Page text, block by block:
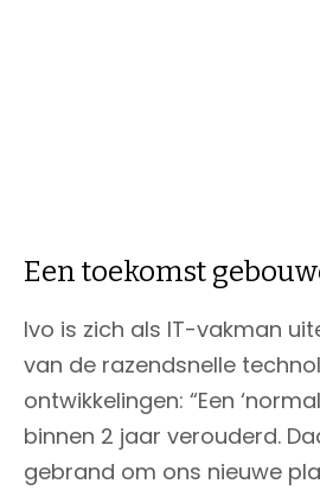
Een toekomst
Ivo is zich als IT-vakman
van de razendsnelle
ontwikkelingen: “Een
binnen 2 jaar verouderd.
gebrand om ons nieuwe